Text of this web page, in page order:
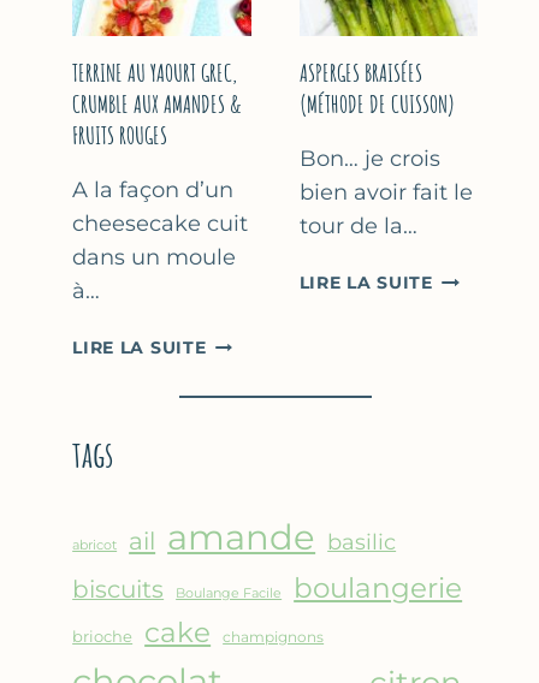
TERRINE AU YAOURT GREC,
CRUMBLE AUX AMANDES &
FRUITS ROUGES
A la façon d’un
cheesecake cuit
dans un moule
à…
LIRE LA SUITETERRINE
YAOURT
&
ROUGES
ASPERGES BRAISÉES
(MÉTHODE DE CUISSON)
Bon… je crois
bien avoir fait le
tour de la…
LIRE LA SUITEASPERGES
tags
abricot ail amande basilic
biscuits Boulange Facile boulangerie
brioche cake champignons